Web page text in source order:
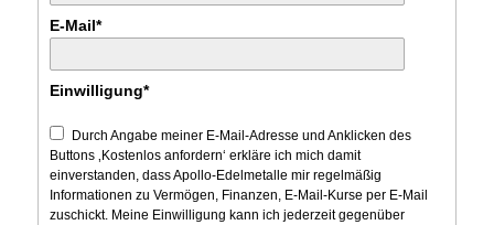
E-Mail*
Einwilligung*
Durch Angabe meiner E-Mail-Adresse und Anklicken des
Buttons ‚Kostenlos anfordern‘ erkläre ich mich damit
einverstanden, dass Apollo-Edelmetalle mir regelmäßig
Informationen zu Vermögen, Finanzen, E-Mail-Kurse per E-Mail
zuschickt. Meine Einwilligung kann ich jederzeit gegenüber